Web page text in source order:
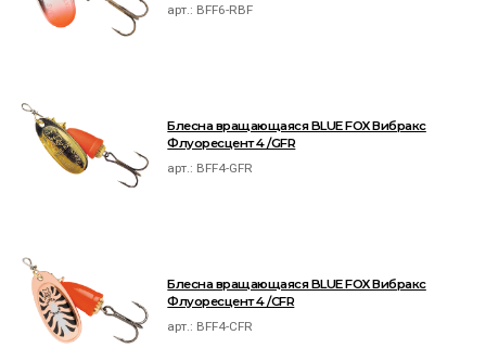
арт.: BFF6-RBF
Блесна вращающаяся BLUE FOX Вибракс
Флуоресцент 4 /GFR
арт.: BFF4-GFR
Блесна вращающаяся BLUE FOX Вибракс
Флуоресцент 4 /CFR
арт.: BFF4-CFR